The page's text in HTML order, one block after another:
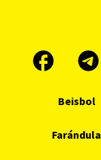
Beisbol
Farándula